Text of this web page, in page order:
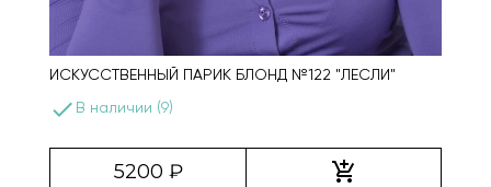
ИСКУССТВЕННЫЙ ПАРИК БЛОНД №122 "ЛЕСЛИ"
done В наличии (9)
5200 ₽ add_shopping_cart